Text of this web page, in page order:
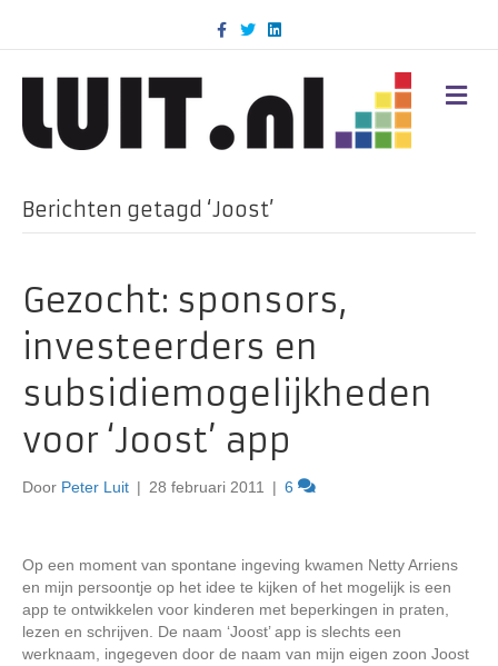
c
k
T
w
i
n
d
M
E
Berichten getagd ‘Joost’
Gezocht: sponsors,
investeerders en
subsidiemogelijkheden
voor ‘Joost’ app
Door Peter Luit | 28 februari 2011 | 6
Op een moment van spontane ingeving kwamen Netty Arriens
en mijn persoontje op het idee te kijken of het mogelijk is een
app te ontwikkelen voor kinderen met beperkingen in praten,
lezen en schrijven. De naam ‘Joost’ app is slechts een
werknaam, ingegeven door de naam van mijn eigen zoon Joost